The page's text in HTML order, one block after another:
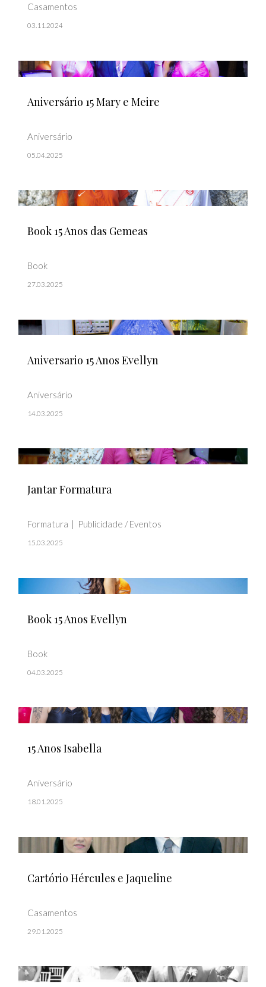
Casamentos
03.11.2024
Aniversário 15 Mary e Meire
Aniversário
05.04.2025
Book 15 Anos das Gemeas
Book
27.03.2025
Aniversario 15 Anos Evellyn
Aniversário
14.03.2025
Jantar Formatura
Formatura Publicidade / Eventos
15.03.2025
Book 15 Anos Evellyn
Book
04.03.2025
15 Anos Isabella
Aniversário
18.01.2025
Cartório Hércules e Jaqueline
Casamentos
29.01.2025